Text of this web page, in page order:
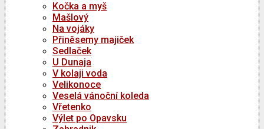
Kočka a myš
Mašlový
Na vojáky
Přiněsemy majiček
Sedlaček
U Dunaja
V kolaji voda
Velikonoce
Veselá vánoční koleda
Vřetenko
Výlet po Opavsku